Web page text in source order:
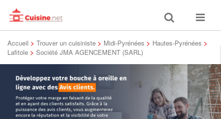
Toggle
search
Toggle
Accueil > Trouver un cuisiniste > Midi-Pyrénées > Hautes-Pyrénées >
Lafitole > Société JMA AGENCEMENT (SARL)